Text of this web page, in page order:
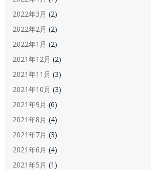
2022年3月 (2)
2022年2月 (2)
2022年1月 (2)
2021年12月 (2)
2021年11月 (3)
2021年10月 (3)
2021年9月 (6)
2021年8月 (4)
2021年7月 (3)
2021年6月 (4)
2021年5月 (1)